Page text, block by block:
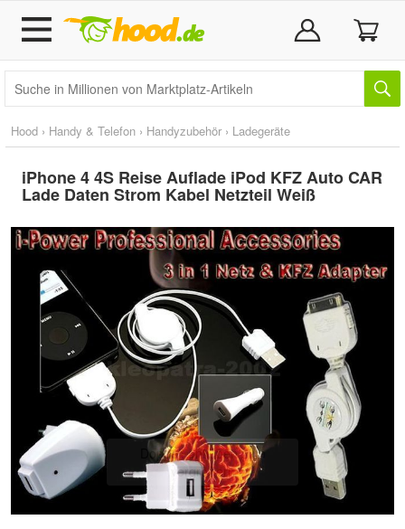
Hood › Handy & Telefon › Handyzubehör › Ladegeräte
iPhone 4 4S Reise Auflade iPod KFZ Auto CAR
Lade Daten Strom Kabel Netzteil Weiß
Doppelt antippen zum
vergrößern